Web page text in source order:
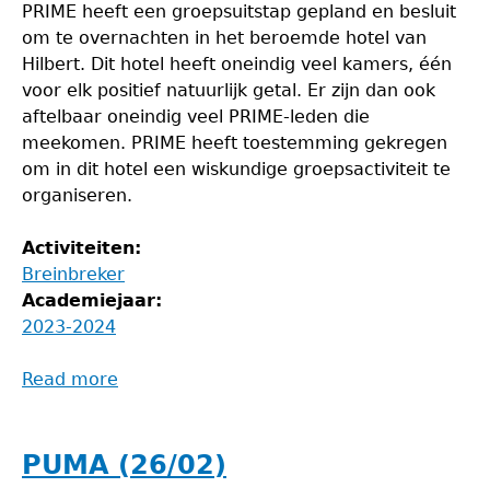
PRIME heeft een groepsuitstap gepland en besluit
om te overnachten in het beroemde hotel van
Hilbert. Dit hotel heeft oneindig veel kamers, één
voor elk positief natuurlijk getal. Er zijn dan ook
aftelbaar oneindig veel PRIME-leden die
meekomen. PRIME heeft toestemming gekregen
om in dit hotel een wiskundige groepsactiviteit te
organiseren.
Activiteiten:
Breinbreker
Academiejaar:
2023-2024
Read more
maart
PUMA (26/02)